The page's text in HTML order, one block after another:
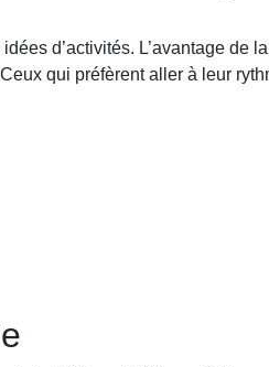
d’activités. L’avantage de
qui préfèrent aller à leur